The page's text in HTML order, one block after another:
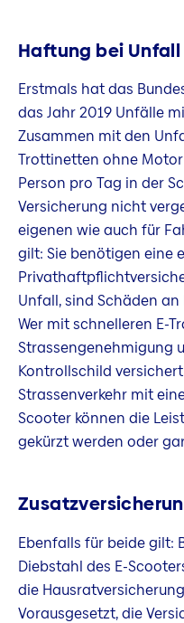
Haftung bei Unfall
Erstmals hat das
das Jahr 2019 Unfälle
Zusammen mit den
Trottinetten ohne
Person pro Tag in der
Versicherung nicht
eigenen wie auch für
gilt: Sie benötigen eine
Unfall, sind Schäden
Wer mit schnelleren E-
Strassengenehmigung
Kontrollschild
Strassenverkehr mit
Scooter können die
gekürzt werden oder
Ebenfalls für beide gilt:
Diebstahl des E-
die
Vorausgesetzt, die